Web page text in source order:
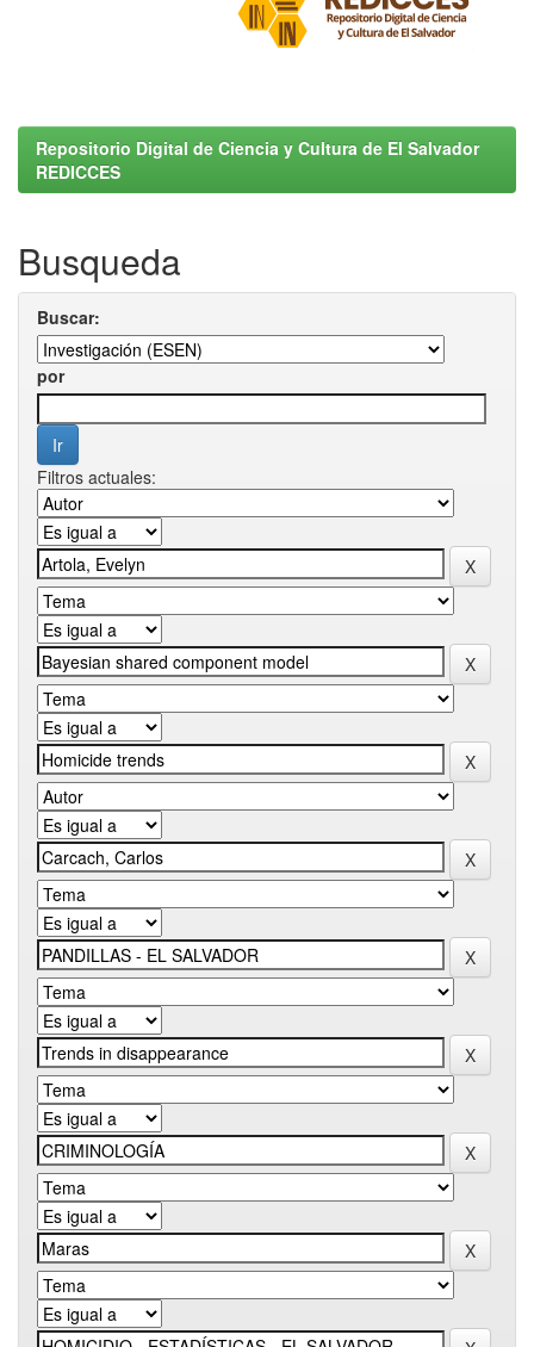
Repositorio Digital de Ciencia y Cultura de El Salvador
REDICCES
Busqueda
Buscar:
por
Filtros actuales: